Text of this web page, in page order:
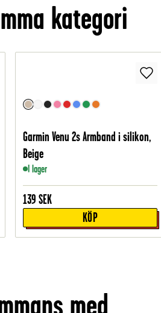
kategori
Garmin Venu 2s Armband i silikon,
Beige
I lager
139 SEK
KÖP
med